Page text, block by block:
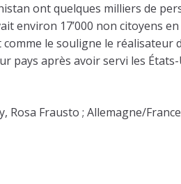
ont quelques milliers de
environ 17’000 non citoyens
le souligne le réalisateur
pays après avoir servi les
Frausto ; Allemagne/